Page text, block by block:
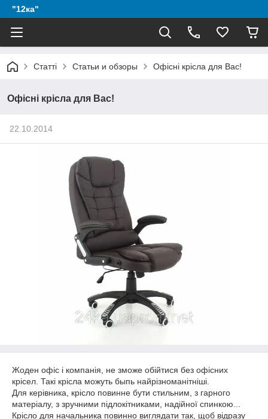
"12ка"
Статті Статьи и обзоры Офісні крісла для Вас!
Офісні крісла для Вас!
22.10.2014
Жоден офіс і компанія, не зможе обійтися без офісних
крісел. Такі крісла можуть быпь найрізноманітніші.
Для керівника, крісло повинне бути стильним, з гарного
матеріалу, з зручними підлокітниками, надійної спинкою...
Крісло для начальника повинно виглядати так, щоб відразу